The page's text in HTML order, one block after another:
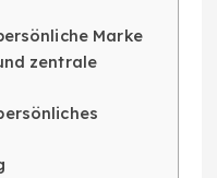
Marke
zentrale